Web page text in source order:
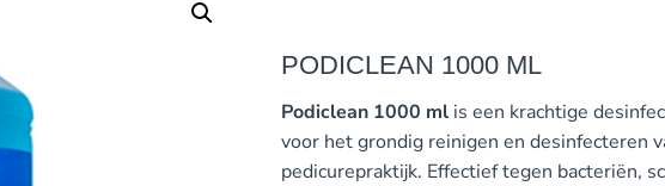
PODICLEAN 1000 ML
Podiclean 1000 ml is een krachtige
voor het grondig reinigen en desinfecteren
pedicurepraktijk. Effectief tegen bacteriën,